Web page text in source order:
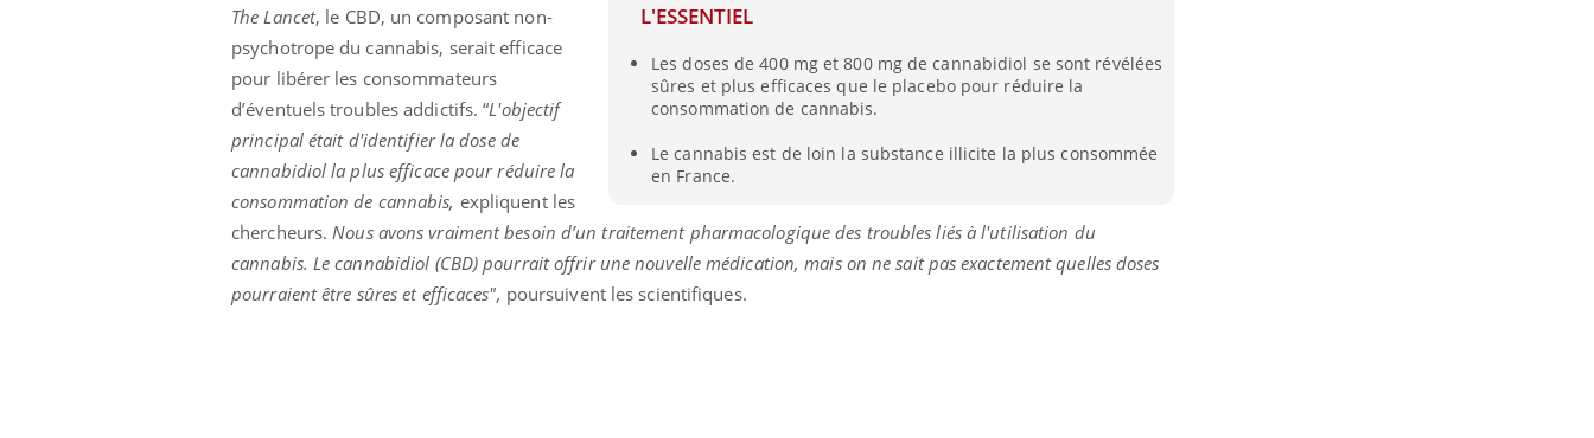
L'ESSENTIEL
Les doses de 400 mg et 800 mg de cannabidiol se sont révélées
sûres et plus efficaces que le placebo pour réduire la
consommation de cannabis.
Le cannabis est de loin la substance illicite la plus consommée
en France.
The Lancet, le CBD, un composant non-
psychotrope du cannabis, serait efficace
pour libérer les consommateurs
d’éventuels troubles addictifs. “L'objectif
principal était d'identifier la dose de
cannabidiol la plus efficace pour réduire la
consommation de cannabis, expliquent les
chercheurs. Nous avons vraiment besoin d’un traitement pharmacologique des troubles liés à l'utilisation du
cannabis. Le cannabidiol (CBD) pourrait offrir une nouvelle médication, mais on ne sait pas exactement quelles doses
pourraient être sûres et efficaces", poursuivent les scientifiques.